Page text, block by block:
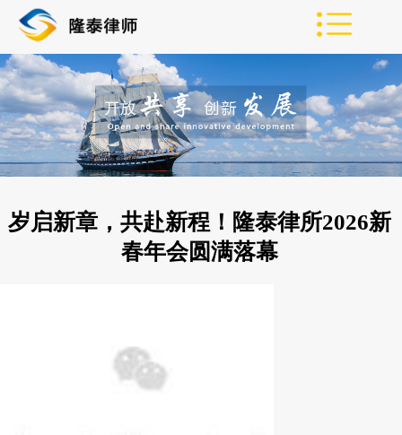
岁启新章，共赴新程！隆泰律所2026新
春年会圆满落幕